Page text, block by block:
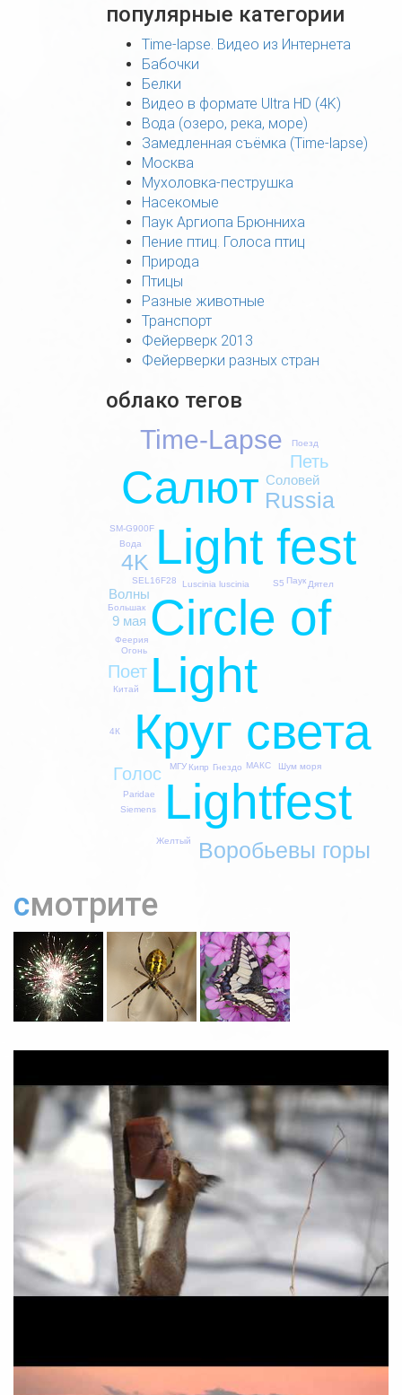
популярные категории
Time-lapse. Видео из Интернета
Бабочки
Белки
Видео в формате Ultra HD (4K)
Вода (озеро, река, море)
Замедленная съёмка (Time-lapse)
Москва
Мухоловка-пеструшка
Насекомые
Паук Аргиопа Брюнниха
Пение птиц. Голоса птиц
Природа
Птицы
Разные животные
Транспорт
Фейерверк 2013
Фейерверки разных стран
облако тегов
Circle of
Light
Круг света
Light fest
Lightfest
Салют
Time-Lapse
Russia
Воробьевы горы
4K
Поет
Петь
Голос
Волны
9 мая
Соловей
Luscinia luscinia
Гнездо
Дятел
Шум моря
S5
SM-G900F
Большак
МГУ
Феерия
4К
Вода
Желтый
Кипр
Paridae
Огонь
SEL16F28
Siemens
Китай
МАКС
Паук
Поезд
смотрите